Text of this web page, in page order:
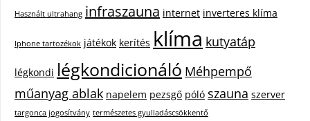
Használt ultrahang infraszauna internet inverteres klíma
Iphone tartozékok játékok kerítés klíma kutyatáp
légkondi légkondicionáló Méhpempő
műanyag ablak napelem pezsgő póló szauna szerver
targonca jogosítvány természetes gyulladáscsökkentő